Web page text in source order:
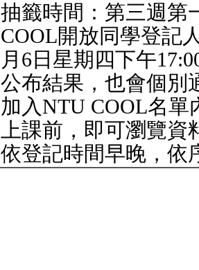
抽籤時間：第三週第
COOL開放同學登記
月6日星期四下午
公布結果，也會個別
加入NTU COOL名
上課前，即可瀏覽資
依登記時間早晚，依